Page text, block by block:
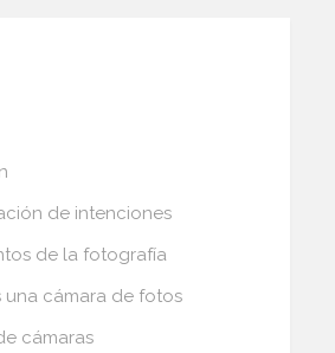
de intenciones
de la fotografía
una cámara de fotos
cámaras